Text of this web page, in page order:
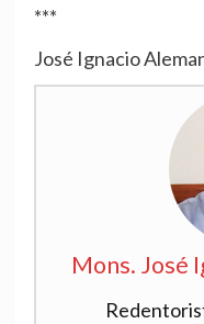
***
José Ignacio
Mons. José